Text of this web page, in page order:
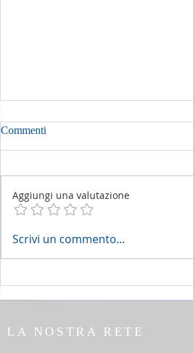
2 agosto 2026 - 18a Domenica
Commenti
Aggiungi una valutazione
Scrivi un commento...
LA NOSTRA RETE